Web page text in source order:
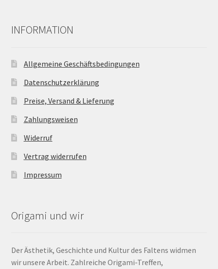
INFORMATION
Allgemeine Geschäftsbedingungen
Datenschutzerklärung
Preise, Versand & Lieferung
Zahlungsweisen
Widerruf
Vertrag widerrufen
Impressum
Origami und wir
Der Ästhetik, Geschichte und Kultur des Faltens widmen
wir unsere Arbeit. Zahlreiche Origami-Treffen,